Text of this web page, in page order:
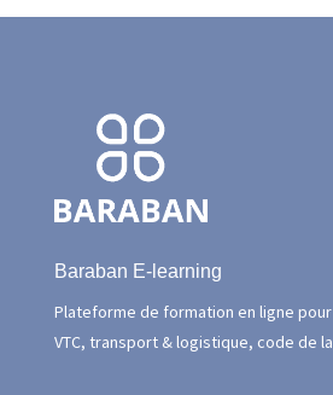
Baraban E-learning
Plateforme de formation en ligne
VTC, transport & logistique, code de